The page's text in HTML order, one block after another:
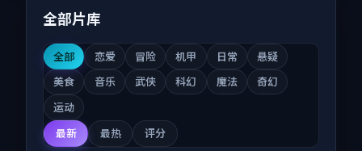
全部片库
全部 恋爱 冒险 机甲 日常
悬疑
美食
音乐 武侠 科幻 魔法
奇幻
运动
最新
最热
评分